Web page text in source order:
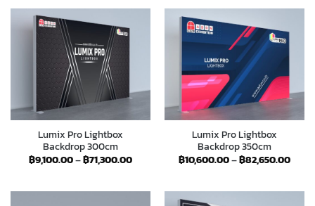
฿63,200.00 ฿
Lumix Pro Lightbox
Backdrop 300cm
฿9,100.00–฿71,300.00Price
฿71,300.00
Lumix Pro Lightbox
Backdrop 350cm
฿10,600.00–฿82,650.00Price
฿